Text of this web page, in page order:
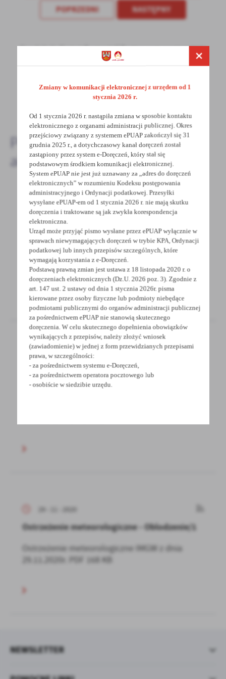
treści w postaci wiadomości, ofert, komunikatów mediów
POPRZEDNI NASTĘPNY
Spodobała Ci się informacja? Zostaw nam swoją opinię
- to dla Ciebie staramy się być najlepsi, a Twoje zdanie
DODAJ KOMENTARZ
Pozostałe
aktualności
10 - 12 - 2020
Ostrzeżenie meteorologiczne - Opady
marznące/1
Ostrzeżenie meteorologiczne IMGW z dnia
10.12.2020 PDF 167 KB
10 - 12 - 2020
Ostrzeżenie meteorologiczne - Opady
marznące / 1
Ostrzeżenie meteorologiczne - Oblodzenie/1
Ostrzeżenie meteorologiczne IMGW z dnia
29.11.2020r. PDF 168 KB
NEWSLETTER
Zmiany w komunikacji elektronicznej z urzędem od 1
stycznia 2026 r.
Od 1 stycznia 2026 r. nastąpiła zmiana w sposobie kontaktu
elektronicznego z organami administracji publicznej. Okres
przejściowy związany z systemem ePUAP zakończył się 31
grudnia 2025 r., a dotychczasowy kanał doręczeń został
zastąpiony przez system e-Doręczeń, który stał się
podstawowym środkiem komunikacji elektronicznej.
System ePUAP nie jest już uznawany za „adres do doręczeń
elektronicznych” w rozumieniu Kodeksu postępowania
administracyjnego i Ordynacji podatkowej. Przesyłki
wysyłane ePUAP-em od 1 stycznia 2026 r. nie mają skutku
doręczenia i traktowane są jak zwykła korespondencja
elektroniczna.
Urząd może przyjąć pismo wysłane przez ePUAP wyłącznie w
sprawach niewymagających doręczeń w trybie KPA, Ordynacji
podatkowej lub innych przepisów szczególnych, które
wymagają korzystania z e-Doręczeń.
Podstawą prawną zmian jest ustawa z 18 listopada 2020 r. o
doręczeniach elektronicznych (Dz.U. 2026 poz. 3). Zgodnie z
art. 147 ust. 2 ustawy od dnia 1 stycznia 2026r. pisma
kierowane przez osoby fizyczne lub podmioty niebędące
podmiotami publicznymi do organów administracji publicznej
za pośrednictwem ePUAP nie stanowią skutecznego
doręczenia. W celu skutecznego dopełnienia obowiązków
wynikających z przepisów, należy złożyć wniosek
(zawiadomienie) w jednej z form przewidzianych przepisami
prawa, w szczególności:
- za pośrednictwem systemu e-Doręczeń,
- za pośrednictwem operatora pocztowego lub
- osobiście w siedzibie urzędu.